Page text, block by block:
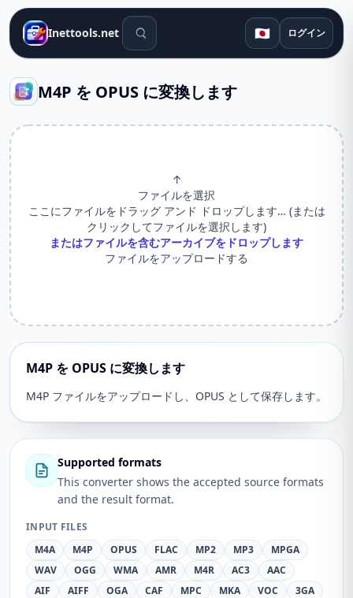
Inettools.net 検索ツール 🇯🇵 ログイン
M4P を OPUS に変換します
↑
ファイルを選択
ここにファイルをドラッグ アンド ドロップします… (または
クリックしてファイルを選択します)
またはファイルを含むアーカイブをドロップします
ファイルをアップロードする
M4P を OPUS に変換します
M4P ファイルをアップロードし、OPUS として保存します。
Supported formats
This converter shows the accepted source formats
and the result format.
INPUT FILES
M4A
M4P OPUS FLAC MP2 MP3
MPGA
WAV
OGG WMA AMR M4R AC3
AAC
AIF
AIFF OGA CAF MPC MKA VOC
3GA